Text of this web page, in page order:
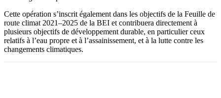
Cette opération s’inscrit également dans les objectifs de la Feuille de
route climat 2021–2025 de la BEI et contribuera directement à
plusieurs objectifs de développement durable, en particulier ceux
relatifs à l’eau propre et à l’assainissement, et à la lutte contre les
changements climatiques.